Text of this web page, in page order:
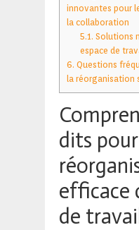
innovantes pour
la collaboration
5.1. Solutions
espace de
6. Questions
la réorganisation
dits
efficace
de